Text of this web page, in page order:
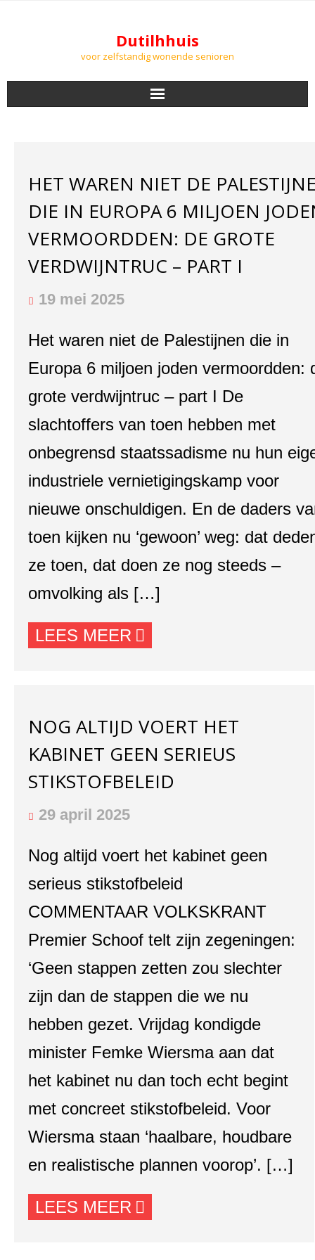
Dutilhhuis
voor zelfstandig wonende senioren
DOWNLOADS
PODCASTS
AGENDA
LUCHTKWALITEIT
HET WAREN NIET DE
DIE IN EUROPA 6 MILJOEN
VERMOORDDEN: DE GROTE
VERDWIJNTRUC – PART I
19 mei 2025
Het waren niet de Palestijnen die in
Europa 6 miljoen joden vermoordden:
grote verdwijntruc – part I De
slachtoffers van toen hebben met
onbegrensd staatssadisme nu hun
industriele vernietigingskamp voor
nieuwe onschuldigen. En de daders
toen kijken nu ‘gewoon’ weg: dat
ze toen, dat doen ze nog steeds –
omvolking als […]
LEES MEER
NOG ALTIJD VOERT HET
KABINET GEEN SERIEUS
STIKSTOFBELEID
29 april 2025
Nog altijd voert het kabinet geen
serieus stikstofbeleid
COMMENTAAR VOLKSKRANT
Premier Schoof telt zijn zegeningen:
‘Geen stappen zetten zou slechter
zijn dan de stappen die we nu
hebben gezet. Vrijdag kondigde
minister Femke Wiersma aan dat
het kabinet nu dan toch echt begint
met concreet stikstofbeleid. Voor
Wiersma staan ‘haalbare, houdbare
en realistische plannen voorop’. […]
LEES MEER